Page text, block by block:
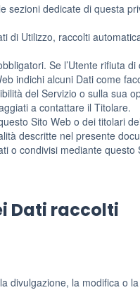
sezioni dedicate di questa
di Utilizzo, raccolti
Se l’Utente rifiuta
indichi alcuni Dati come
del Servizio o sulla sua
a contattare il Titolare.
Sito Web o dei titolari
descritte nel presente
o condivisi mediante questo
Dati raccolti
divulgazione, la modifica o